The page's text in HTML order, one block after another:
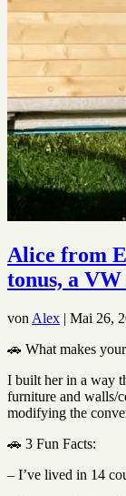
Alice from
tonus, a
von Alex | Mai 26,
🚗 What makes
I built her in a way
furniture and walls/
modifying the
🚗 3 Fun Facts:
– I’ve lived in 14